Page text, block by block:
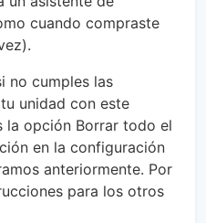
cuando compraste
no cumples las
unidad con este
la opción Borrar todo el
en la configuración
anteriormente. Por
para los otros